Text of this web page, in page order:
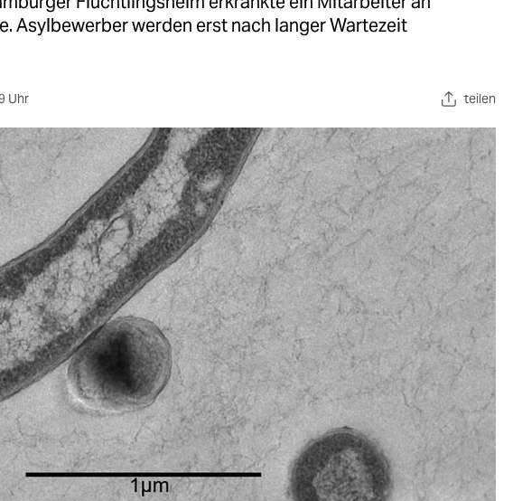
Asylbewerber werden erst nach langer Wartezeit
Uhr teilen